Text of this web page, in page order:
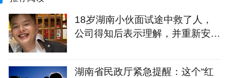
18岁湖南小伙面试途中救了人，
公司得知后表示理解，并重新安排
湖南省民政厅紧急提醒：这个“红